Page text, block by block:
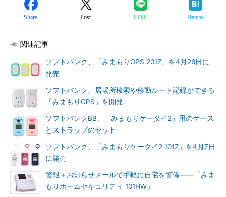
Share Post LINE Hatena
関連記事
ソフトバンク、「みまもりGPS 201Z」を4月26日に
発売
ソフトバンク、居場所検索や移動ルート記録ができる
「みまもりGPS」を開発
ソフトバンクBB、「みまもりケータイ2」用のケース
とストラップのセット
ソフトバンク、「みまもりケータイ2 101Z」を4月7日
に発売
警報＋お知らせメールで手軽に自宅を警備――「みま
もりホームセキュリティ 101HW」